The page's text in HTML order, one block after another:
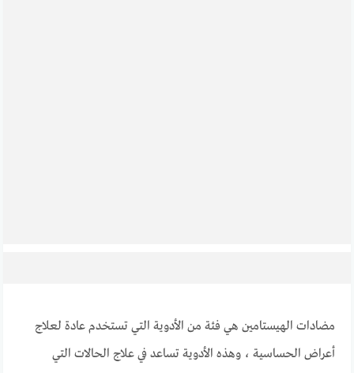
مضادات الهيستامين هي فئة من الأدوية التي تستخدم عادة لعلاج
أعراض الحساسية ، وهذه الأدوية تساعد في علاج الحالات التي